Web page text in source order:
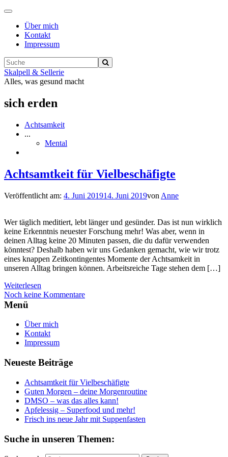
Navigation
ein-/ausschalten
Über mich
Kontakt
Impressum
Skalpell & Sellerie
Alles, was gesund macht
sich erden
Achtsamkeit
...
Mental
Achtsamtkeit für Vielbeschäfigte
Veröffentlicht am: 4. Juni 201914. Juni 2019von Anne
Wer täglich meditiert, lebt länger und gesünder. Das ist nun wirklich
keine Erkenntnis neuester Forschung mehr! Was aber, wenn in
deinen Alltag keine 20 Minuten passen, die du dafür verwenden
könntest? Deshalb haben wir uns Gedanken gemacht, wie wir trotz
eines knappen Zeitkontingentes Momente der Achtsamkeit in
unseren Alltag bringen können. Arbeitsreiche Tage stehen dem […]
Weiterlesen
Noch keine Kommentare
Menü
Über mich
Kontakt
Impressum
Neueste Beiträge
Achtsamtkeit für Vielbeschäfigte
Guten Morgen – deine Morgenroutine
DMSO – was das alles kann!
Apfelessig – Superfood und mehr!
Frisch ins neue Jahr mit Suppenfasten
Suche in unseren Themen: